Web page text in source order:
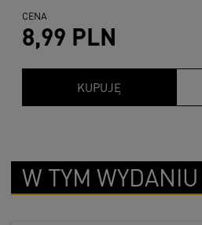
CENA
8,99 PLN
KUPUJĘ
W TYM WYDANIU